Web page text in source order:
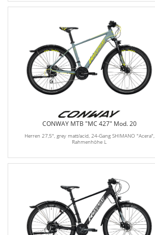
CONWAY MTB "MC 427" Mod. 20
Herren 27,5", grey matt/acid, 24-Gang SHIMANO "Acera",
Rahmenhöhe L